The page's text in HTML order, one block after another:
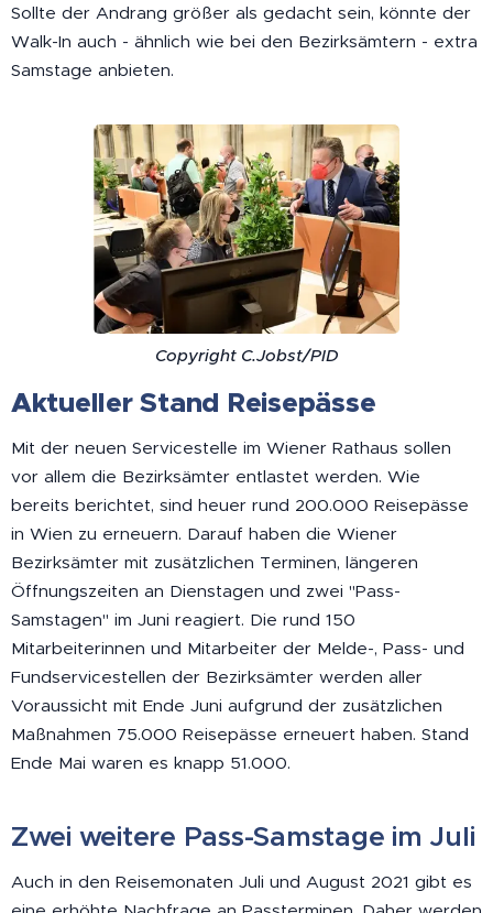
Sollte der Andrang größer als gedacht sein, könnte der
Walk-In auch - ähnlich wie bei den Bezirksämtern - extra
Samstage anbieten.
Copyright C.Jobst/PID
Aktueller Stand Reisepässe
Mit der neuen Servicestelle im Wiener Rathaus sollen
vor allem die Bezirksämter entlastet werden. Wie
bereits berichtet, sind heuer rund 200.000 Reisepässe
in Wien zu erneuern. Darauf haben die Wiener
Bezirksämter mit zusätzlichen Terminen, längeren
Öffnungszeiten an Dienstagen und zwei "Pass-
Samstagen" im Juni reagiert. Die rund 150
Mitarbeiterinnen und Mitarbeiter der Melde-, Pass- und
Fundservicestellen der Bezirksämter werden aller
Voraussicht mit Ende Juni aufgrund der zusätzlichen
Maßnahmen 75.000 Reisepässe erneuert haben. Stand
Ende Mai waren es knapp 51.000.
Zwei weitere Pass-Samstage im Juli
Auch in den Reisemonaten Juli und August 2021 gibt es